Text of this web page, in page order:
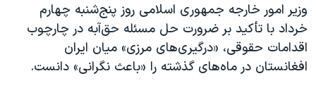
اعتراضات مردمی آبان ۹۸
اسرائیل در جنگ
نرگس محمدی برنده جایزه نوبل صلح
وزیر امور خارجه جمهوری اسلامی روز پنج‌شنبه چهارم
خرداد با تأکید بر ضرورت حل مسئله حق‌آبه در چارچوب
اقدامات حقوقی، «درگیری‌های مرزی» میان ایران
افغانستان در ماه‌های گذشته را «باعث نگرانی» دانست.